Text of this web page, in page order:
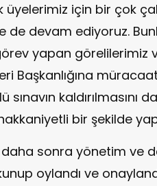
üyelerimiz için bir çok
de devam ediyoruz.
yapan görelilerimiz
Başkanlığına
sınavın kaldırılmasını
bir şekilde
sonra yönetim ve
oylandı ve